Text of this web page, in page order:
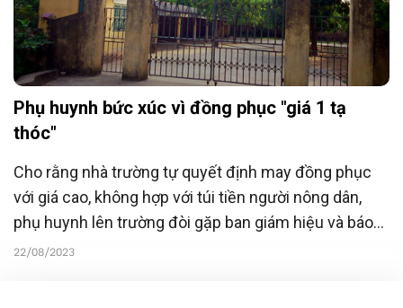
Phụ huynh bức xúc vì đồng phục "giá 1 tạ
thóc"
Cho rằng nhà trường tự quyết định may đồng phục
với giá cao, không hợp với túi tiền người nông dân,
phụ huynh lên trường đòi gặp ban giám hiệu và báo
tin cho phòng giáo dục. Cuộc họp đột xuất phụ
22/08/2023